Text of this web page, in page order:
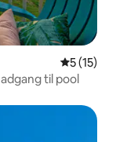
5 ud af 5
5 (15)
til pool